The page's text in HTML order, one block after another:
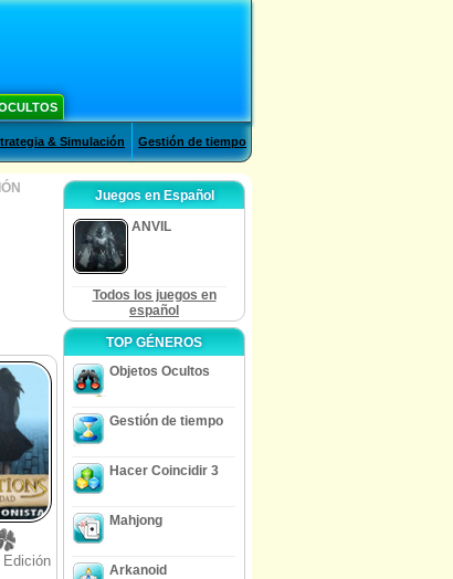
& Simulación Gestión de tiempo
Juegos en Español
ANVIL
Todos los juegos en
español
TOP GÉNEROS
Objetos Ocultos
Gestión de tiempo
Hacer Coincidir 3
Mahjong
Arkanoid